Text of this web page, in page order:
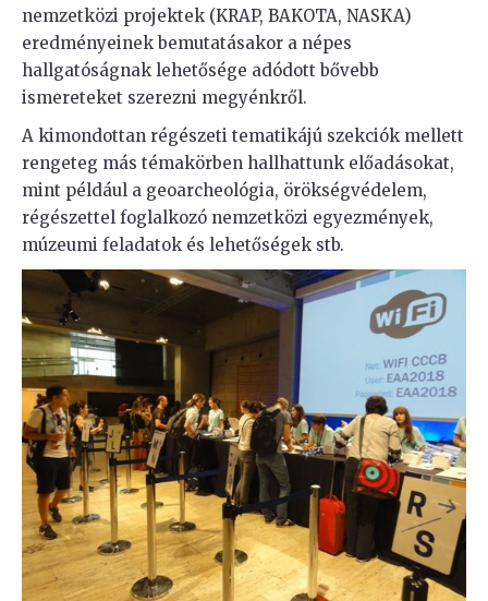
nemzetközi projektek (KRAP, BAKOTA, NASKA)
eredményeinek bemutatásakor a népes
hallgatóságnak lehetősége adódott bővebb
ismereteket szerezni megyénkről.
A kimondottan régészeti tematikájú szekciók mellett
rengeteg más témakörben hallhattunk előadásokat,
mint például a geoarcheológia, örökségvédelem,
régészettel foglalkozó nemzetközi egyezmények,
múzeumi feladatok és lehetőségek stb.